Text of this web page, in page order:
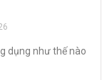
dụng như thế nào